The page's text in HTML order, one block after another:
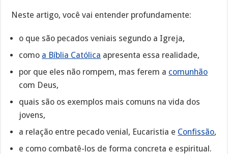
Neste artigo, você vai entender profundamente:
o que são pecados veniais segundo a Igreja,
como a Bíblia Católica apresenta essa realidade,
por que eles não rompem, mas ferem a comunhão
com Deus,
quais são os exemplos mais comuns na vida dos
jovens,
a relação entre pecado venial, Eucaristia e Confissão,
e como combatê-los de forma concreta e espiritual.